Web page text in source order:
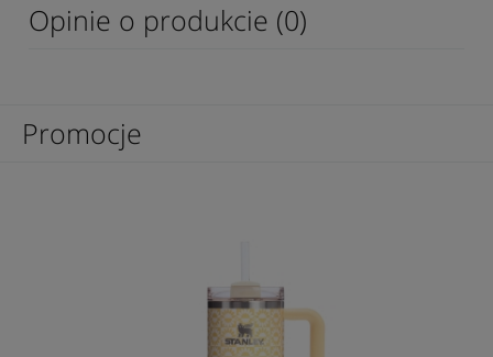
Opinie o produkcie (0)
Promocje